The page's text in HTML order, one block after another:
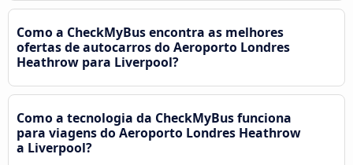
Como a CheckMyBus encontra as melhores
ofertas de autocarros do Aeroporto Londres
Heathrow para Liverpool?
Como a tecnologia da CheckMyBus funciona
para viagens do Aeroporto Londres Heathrow
a Liverpool?